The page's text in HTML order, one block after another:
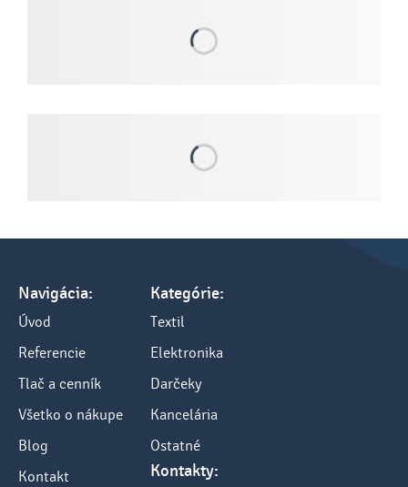
Navigácia:
Úvod
Referencie
Tlač a cenník
Všetko o nákupe
Blog
Kontakt
Kategórie:
Textil
Elektronika
Darčeky
Kancelária
Ostatné
Kontakty: